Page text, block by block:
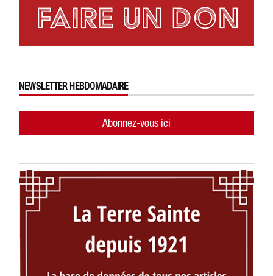
NEWSLETTER HEBDOMADAIRE
Abonnez-vous ici